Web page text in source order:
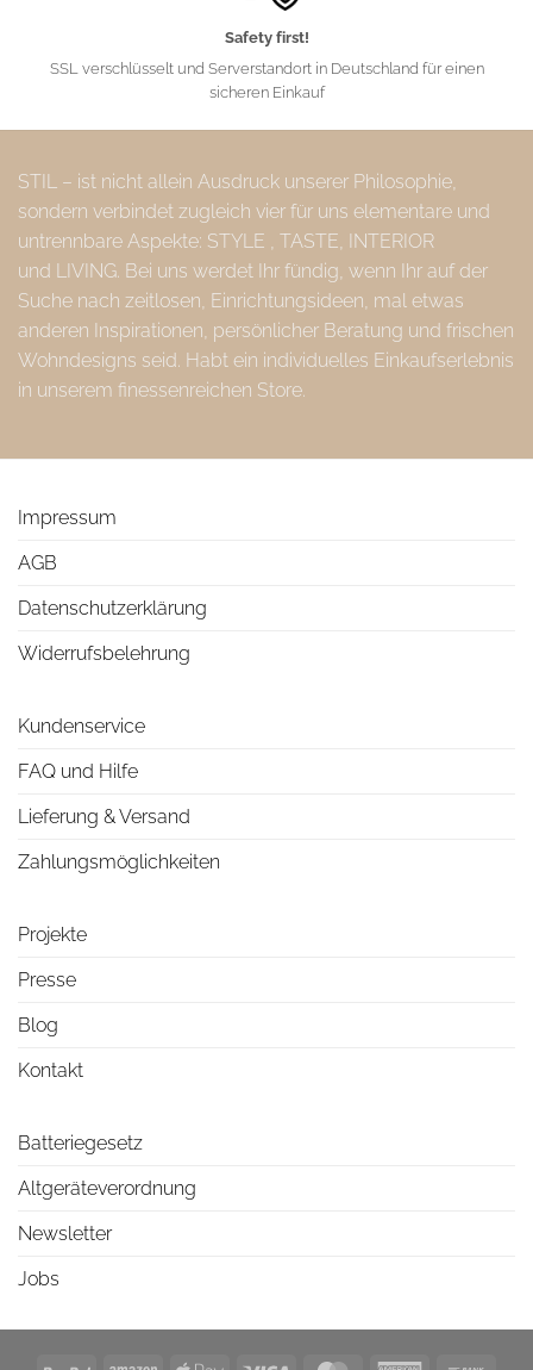
Safety first!
SSL verschlüsselt und Serverstandort in Deutschland für einen
sicheren Einkauf
STIL – ist nicht allein Ausdruck unserer Philosophie,
sondern verbindet zugleich vier für uns elementare und
untrennbare Aspekte: STYLE , TASTE, INTERIOR
und LIVING. Bei uns werdet Ihr fündig, wenn Ihr auf der
Suche nach zeitlosen, Einrichtungsideen, mal etwas
anderen Inspirationen, persönlicher Beratung und frischen
Wohndesigns seid. Habt ein individuelles Einkaufserlebnis
in unserem finessenreichen Store.
Impressum
AGB
Datenschutzerklärung
Widerrufsbelehrung
Kundenservice
FAQ und Hilfe
Lieferung & Versand
Zahlungsmöglichkeiten
Projekte
Presse
Blog
Kontakt
Batteriegesetz
Altgeräteverordnung
Newsletter
Jobs